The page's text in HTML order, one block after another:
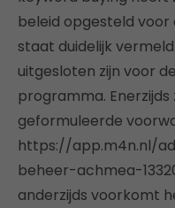
beleid opgesteld voor
staat duidelijk
uitgesloten zijn voor
programma.
geformuleerde
https://app.m4n.nl/
beheer-achmea-
anderzijds voorkomt